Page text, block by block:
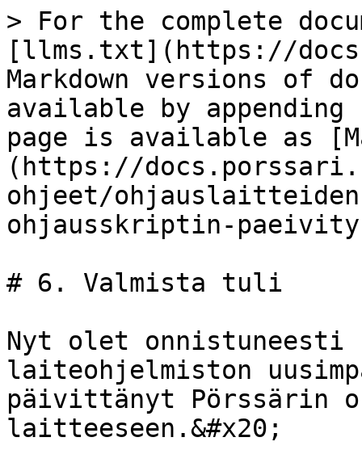
> For the complete
[llms.txt](https://
Markdown versions of
available by
page is available as
(https://
ohjeet/
ohjausskriptin-
# 6. Valmista tuli
Nyt olet onnistuneesti
laiteohjelmiston
päivittänyt Pörssärin
laitteeseen.&#x20;